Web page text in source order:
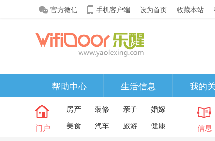
官方微信 手机客户端 设为首页 收藏本站
帮助中心 生活信息 我的
门户
房产 装修 亲子
婚嫁
美食
汽车 旅游 健康 信息